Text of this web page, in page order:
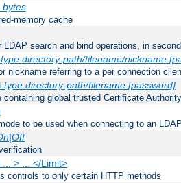
bytes
memory cache
search and bind operations, in
type directory-path/filename/nickname
nickname referring to a per connection
type directory-path/filename [password]
global trusted Certificate
to be used when connecting to an
... > ... </Limit>
controls to only certain HTTP methods